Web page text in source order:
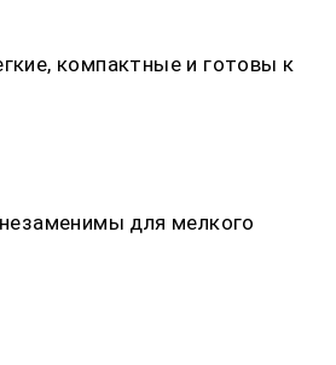
компактные и готовы к
для мелкого